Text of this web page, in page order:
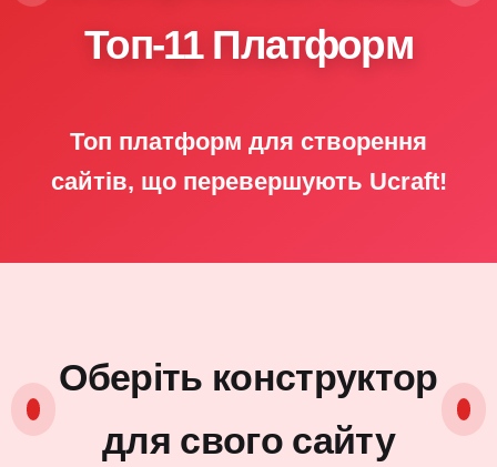
Топ-11 Платформ
Топ платформ для створення
сайтів, що перевершують Ucraft!
Оберіть конструктор
для свого сайту